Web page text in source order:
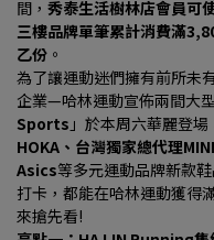
間， 秀泰生活樹林店會員可
三樓品牌單筆累計消費滿
乙份 。
為了讓運動迷們擁有前所未
企業—哈林運動宣佈兩間大
Sports 」於本周六華麗登場
HOKA、台灣獨家總代理
Asics等多元運動品牌新款
打卡，都能在哈林運動獲得
來搶先看!